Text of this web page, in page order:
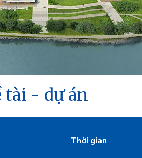
tài - dự án
Thời gian